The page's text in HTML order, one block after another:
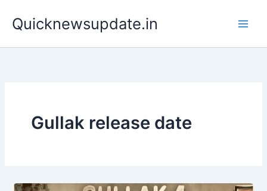
Quicknewsupdate.in
Gullak release date